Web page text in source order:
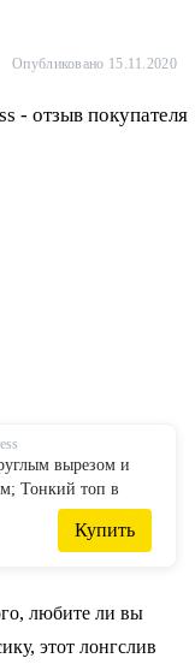
Опубликовано 15.11.2020
вырезом и
Тонкий топ в
принтом;
Се...
Купить
любите ли вы
этот лонгслив